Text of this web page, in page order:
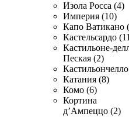
Изола Росса (4)
Империя (10)
Капо Ватикано
Кастельсардо
Кастильоне-
Пеская (2)
Катания (8)
Комо (6)
Кортина
д’Ампеццо (2)